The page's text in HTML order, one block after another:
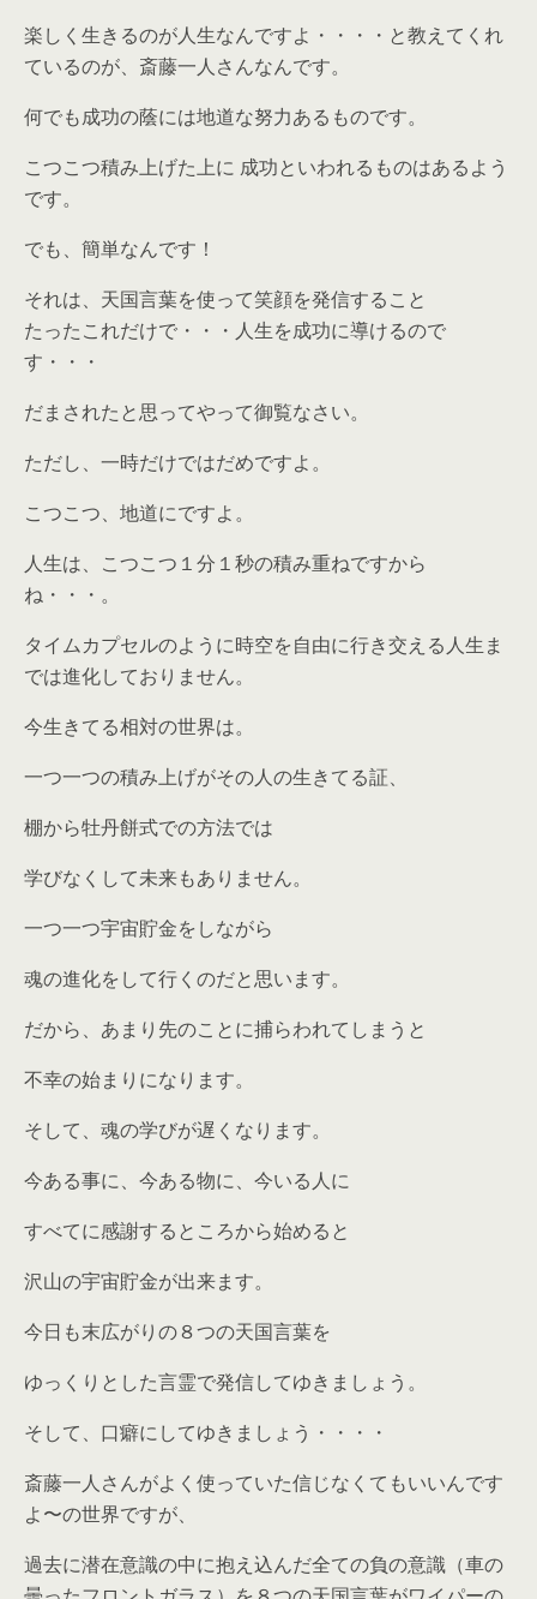
楽しく生きるのが人生なんですよ・・・・と教えてくれ
ているのが、斎藤一人さんなんです。
何でも成功の蔭には地道な努力あるものです。
こつこつ積み上げた上に 成功といわれるものはあるよう
です。
でも、簡単なんです！
それは、天国言葉を使って笑顔を発信すること
たったこれだけで・・・人生を成功に導けるので
す・・・
だまされたと思ってやって御覧なさい。
ただし、一時だけではだめですよ。
こつこつ、地道にですよ。
人生は、こつこつ１分１秒の積み重ねですから
ね・・・。
タイムカプセルのように時空を自由に行き交える人生ま
では進化しておりません。
今生きてる相対の世界は。
一つ一つの積み上げがその人の生きてる証、
棚から牡丹餅式での方法では
学びなくして未来もありません。
一つ一つ宇宙貯金をしながら
魂の進化をして行くのだと思います。
だから、あまり先のことに捕らわれてしまうと
不幸の始まりになります。
そして、魂の学びが遅くなります。
今ある事に、今ある物に、今いる人に
すべてに感謝するところから始めると
沢山の宇宙貯金が出来ます。
今日も末広がりの８つの天国言葉を
ゆっくりとした言霊で発信してゆきましょう。
そして、口癖にしてゆきましょう・・・・
斎藤一人さんがよく使っていた信じなくてもいいんです
よ〜の世界ですが、
過去に潜在意識の中に抱え込んだ全ての負の意識（車の